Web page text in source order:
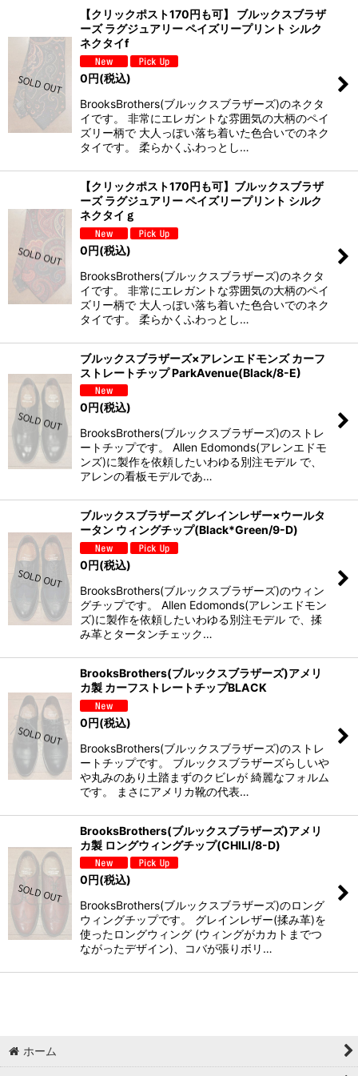
【クリックポスト170円も可】 ブルックスブラザ
ーズ ラグジュアリー ペイズリープリント シルク
ネクタイf
0円(税込)
BrooksBrothers(ブルックスブラザーズ)のネクタ
イです。 非常にエレガントな雰囲気の大柄のペイ
ズリー柄で 大人っぽい落ち着いた色合いでのネク
タイです。 柔らかくふわっとし…
【クリックポスト170円も可】ブルックスブラザ
ーズ ラグジュアリー ペイズリープリント シルク
ネクタイｇ
0円(税込)
BrooksBrothers(ブルックスブラザーズ)のネクタ
イです。 非常にエレガントな雰囲気の大柄のペイ
ズリー柄で 大人っぽい落ち着いた色合いでのネク
タイです。 柔らかくふわっとし…
ブルックスブラザーズ×アレンエドモンズ カーフ
ストレートチップ ParkAvenue(Black/8-E)
0円(税込)
BrooksBrothers(ブルックスブラザーズ)のストレ
ートチップです。 Allen Edomonds(アレンエドモ
ンズ)に製作を依頼したいわゆる別注モデル で、
アレンの看板モデルであ…
ブルックスブラザーズ グレインレザー×ウールタ
ータン ウィングチップ(Black*Green/9-D)
0円(税込)
BrooksBrothers(ブルックスブラザーズ)のウィン
グチップです。 Allen Edomonds(アレンエドモン
ズ)に製作を依頼したいわゆる別注モデル で、揉
み革とタータンチェック…
BrooksBrothers(ブルックスブラザーズ)アメリ
カ製 カーフストレートチップBLACK
0円(税込)
BrooksBrothers(ブルックスブラザーズ)のストレ
ートチップです。 ブルックスブラザーズらしいや
や丸みのあり土踏まずのクビレが 綺麗なフォルム
です。 まさにアメリカ靴の代表…
BrooksBrothers(ブルックスブラザーズ)アメリ
カ製 ロングウィングチップ(CHILI/8-D)
0円(税込)
BrooksBrothers(ブルックスブラザーズ)のロング
ウィングチップです。 グレインレザー(揉み革)を
使ったロングウィング (ウィングがカカトまでつ
ながったデザイン)、コバが張りボリ…
ホーム